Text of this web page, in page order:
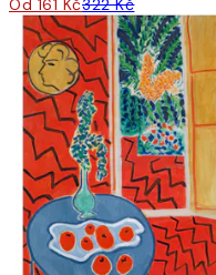
Od 161 Kč322 Kč